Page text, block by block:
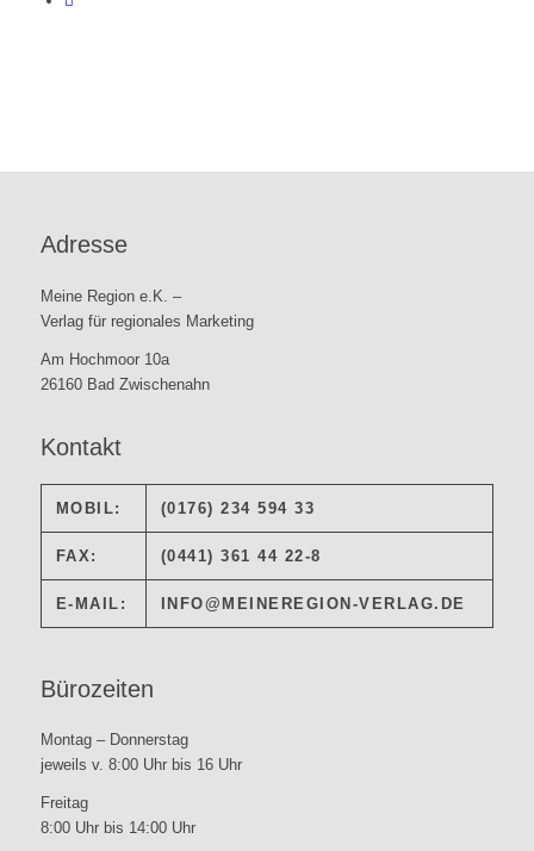
Adresse
Meine Region e.K. –
Verlag für regionales Marketing
Am Hochmoor 10a
26160 Bad Zwischenahn
Kontakt
MOBIL: (0176) 234 594 33
FAX: (0441) 361 44 22-8
E-MAIL: INFO@MEINEREGION-VERLAG.DE
Bürozeiten
Montag – Donnerstag
jeweils v. 8:00 Uhr bis 16 Uhr
Freitag
8:00 Uhr bis 14:00 Uhr